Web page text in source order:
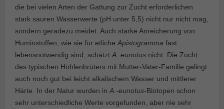
die bei vielen Arten der Gattung zur Zucht erforderlichen
stark sauren Wasserwerte (pH unter 5,5) nicht nur nicht mag,
sondern geradezu meidet. Auch starke Anreicherung von
Huminstoffen, wie sie für etliche Apistogramma fast
lebensnotwendig sind, schätzt A. eunotus nicht. Die Zucht
des typischen Höhlenbrüters mit Mutter-Vater-Familie gelingt
auch noch gut bei leicht alkalischem Wasser und mittlerer
Härte. In der Natur wurden in A.-eunotus-Biotopen schon
sehr unterschiedliche Werte vorgefunden, aber nie sehr